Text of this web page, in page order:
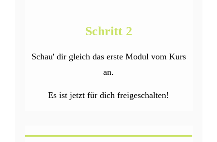
Schritt 2
Schau' dir gleich das erste Modul vom Kurs
an.
Es ist jetzt für dich freigeschalten!